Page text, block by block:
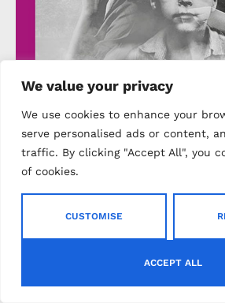
We value your privacy
We use cookies to enhance your
serve personalised ads or content,
traffic. By clicking "Accept All", you
of cookies.
CUSTOMISE
ACCEPT ALL
Rosshalde / Hermann
KAFKAESQUE
Rosshalde – Hermann Hesse:
więcej niż kiedykolwiek miałam i
zarazem nakładasz na mnie
która odbiera mi wszelką